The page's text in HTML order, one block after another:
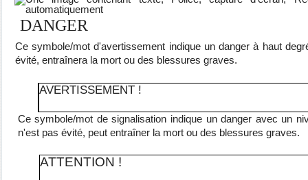
DANGER
Ce symbole/mot d'avertissement indique un danger à haut
évité, entraînera la mort ou des blessures graves.
AVERTISSEMENT !
Ce symbole/mot de signalisation indique un danger avec un
n'est pas évité, peut entraîner la mort ou des blessures graves.
ATTENTION !